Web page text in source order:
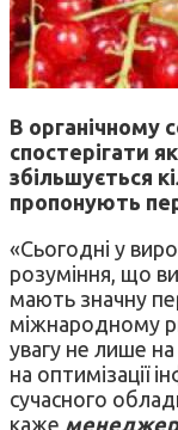
В органічному
спостерігати
збільшується
пропонують
«Сьогодні у
розуміння, що
мають значну
міжнародному
увагу не лише на
на оптимізації
сучасного
каже менеджер